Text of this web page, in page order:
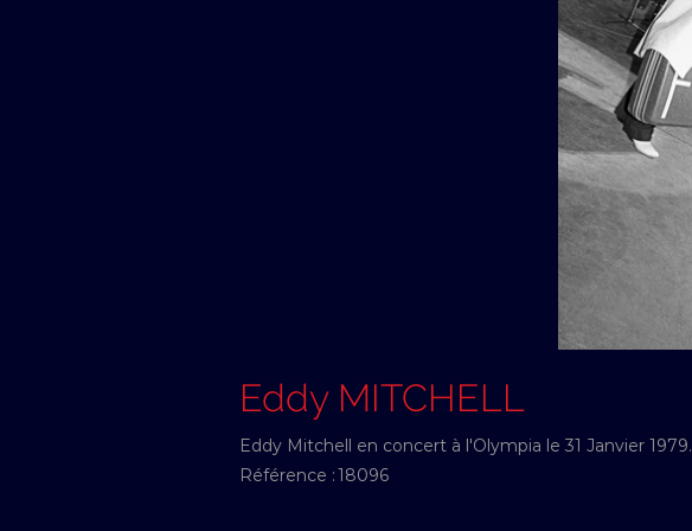
Eddy MITCHELL
Eddy Mitchell en concert à l'Olympia le 31 Janvier 1979.
Référence :18096